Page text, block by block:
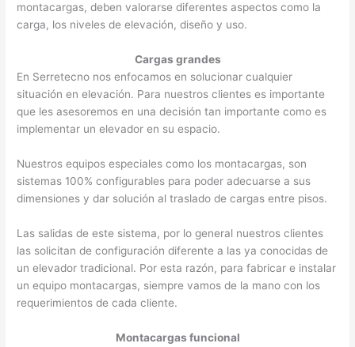
montacargas, deben valorarse diferentes aspectos como la
carga, los niveles de elevación, diseño y uso.
Cargas grandes
En Serretecno nos enfocamos en solucionar cualquier
situación en elevación. Para nuestros clientes es importante
que les asesoremos en una decisión tan importante como es
implementar un elevador en su espacio.
Nuestros equipos especiales como los montacargas, son
sistemas 100% configurables para poder adecuarse a sus
dimensiones y dar solución al traslado de cargas entre pisos.
Las salidas de este sistema, por lo general nuestros clientes
las solicitan de configuración diferente a las ya conocidas de
un elevador tradicional. Por esta razón, para fabricar e instalar
un equipo montacargas, siempre vamos de la mano con los
requerimientos de cada cliente.
Montacargas funcional